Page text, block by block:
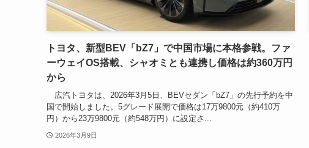
トヨタ、新型BEV「bZ7」で中国市場に本格参戦。ファ
ーウェイOS搭載、シャオミとも連携し価格は約360万円
から
広汽トヨタは、2026年3月5日、BEVセダン「bZ7」の先行予約を中
国で開始しました。5グレード展開で価格は17万9800元（約410万
円）から23万9800元（約548万円）に設定さ...
2026年3月9日